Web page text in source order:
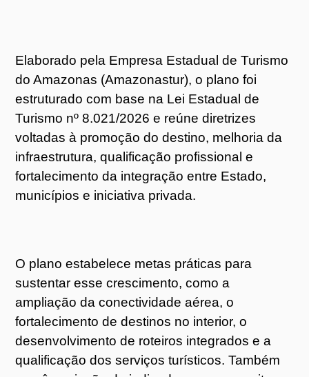
Elaborado pela Empresa Estadual de Turismo
do Amazonas (Amazonastur), o plano foi
estruturado com base na Lei Estadual de
Turismo nº 8.021/2026 e reúne diretrizes
voltadas à promoção do destino, melhoria da
infraestrutura, qualificação profissional e
fortalecimento da integração entre Estado,
municípios e iniciativa privada.
O plano estabelece metas práticas para
sustentar esse crescimento, como a
ampliação da conectividade aérea, o
fortalecimento de destinos no interior, o
desenvolvimento de roteiros integrados e a
qualificação dos serviços turísticos. Também